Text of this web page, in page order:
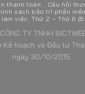
thanh toán
Câu hỏi
sách bảo trì phần
việc: Thứ 2 – Thứ 6
TY TNHH
Kế hoạch và Đầu tư
ngày 30/10/2015